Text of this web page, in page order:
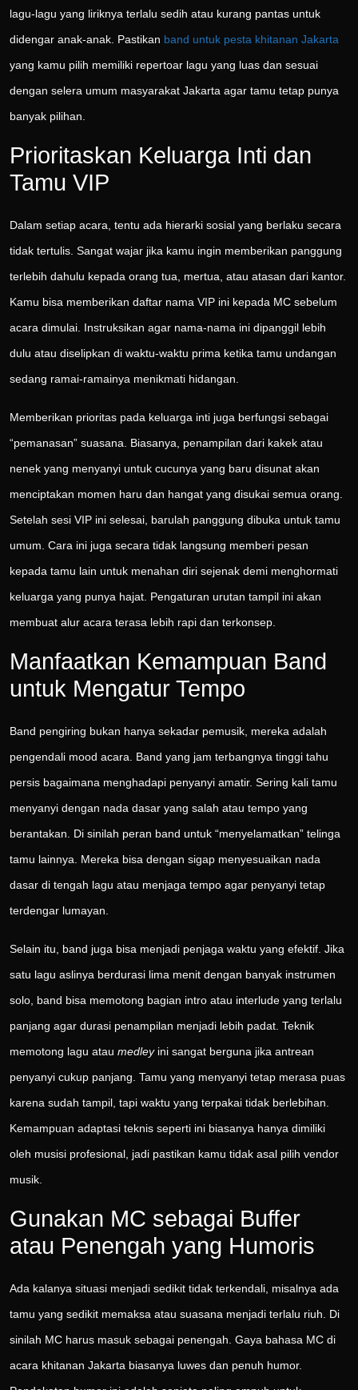
lagu-lagu yang liriknya terlalu sedih atau kurang pantas untuk
didengar anak-anak. Pastikan band untuk pesta khitanan Jakarta
yang kamu pilih memiliki repertoar lagu yang luas dan sesuai
dengan selera umum masyarakat Jakarta agar tamu tetap punya
banyak pilihan.
Prioritaskan Keluarga Inti dan
Tamu VIP
Dalam setiap acara, tentu ada hierarki sosial yang berlaku secara
tidak tertulis. Sangat wajar jika kamu ingin memberikan panggung
terlebih dahulu kepada orang tua, mertua, atau atasan dari kantor.
Kamu bisa memberikan daftar nama VIP ini kepada MC sebelum
acara dimulai. Instruksikan agar nama-nama ini dipanggil lebih
dulu atau diselipkan di waktu-waktu prima ketika tamu undangan
sedang ramai-ramainya menikmati hidangan.
Memberikan prioritas pada keluarga inti juga berfungsi sebagai
“pemanasan” suasana. Biasanya, penampilan dari kakek atau
nenek yang menyanyi untuk cucunya yang baru disunat akan
menciptakan momen haru dan hangat yang disukai semua orang.
Setelah sesi VIP ini selesai, barulah panggung dibuka untuk tamu
umum. Cara ini juga secara tidak langsung memberi pesan
kepada tamu lain untuk menahan diri sejenak demi menghormati
keluarga yang punya hajat. Pengaturan urutan tampil ini akan
membuat alur acara terasa lebih rapi dan terkonsep.
Manfaatkan Kemampuan Band
untuk Mengatur Tempo
Band pengiring bukan hanya sekadar pemusik, mereka adalah
pengendali mood acara. Band yang jam terbangnya tinggi tahu
persis bagaimana menghadapi penyanyi amatir. Sering kali tamu
menyanyi dengan nada dasar yang salah atau tempo yang
berantakan. Di sinilah peran band untuk “menyelamatkan” telinga
tamu lainnya. Mereka bisa dengan sigap menyesuaikan nada
dasar di tengah lagu atau menjaga tempo agar penyanyi tetap
terdengar lumayan.
Selain itu, band juga bisa menjadi penjaga waktu yang efektif. Jika
satu lagu aslinya berdurasi lima menit dengan banyak instrumen
solo, band bisa memotong bagian intro atau interlude yang terlalu
panjang agar durasi penampilan menjadi lebih padat. Teknik
memotong lagu atau medleyini sangat berguna jika antrean
penyanyi cukup panjang. Tamu yang menyanyi tetap merasa puas
karena sudah tampil, tapi waktu yang terpakai tidak berlebihan.
Kemampuan adaptasi teknis seperti ini biasanya hanya dimiliki
oleh musisi profesional, jadi pastikan kamu tidak asal pilih vendor
musik.
Gunakan MC sebagai Buffer
atau Penengah yang Humoris
Ada kalanya situasi menjadi sedikit tidak terkendali, misalnya ada
tamu yang sedikit memaksa atau suasana menjadi terlalu riuh. Di
sinilah MC harus masuk sebagai penengah. Gaya bahasa MC di
acara khitanan Jakarta biasanya luwes dan penuh humor.